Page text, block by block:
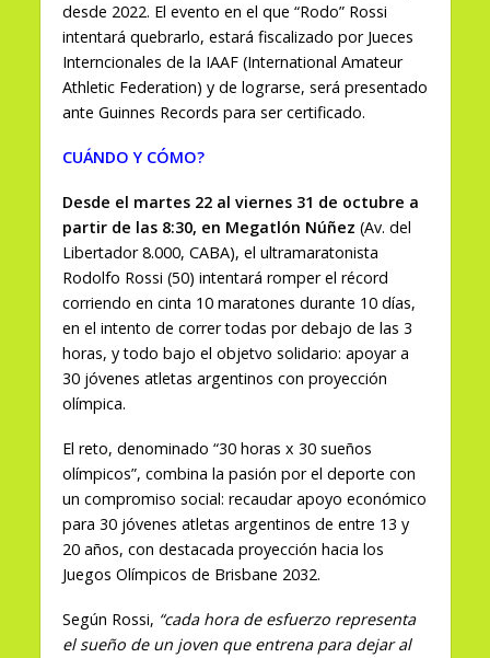
desde 2022. El evento en el que “Rodo” Rossi
intentará quebrarlo, estará fiscalizado por Jueces
Interncionales de la IAAF (International Amateur
Athletic Federation) y de lograrse, será presentado
ante Guinnes Records para ser certificado.
CUÁNDO Y CÓMO?
Desde el martes 22 al viernes 31 de octubre a
partir de las 8:30, en Megatlón Núñez (Av. del
Libertador 8.000, CABA), el ultramaratonista
Rodolfo Rossi (50) intentará romper el récord
corriendo en cinta 10 maratones durante 10 días,
en el intento de correr todas por debajo de las 3
horas, y todo bajo el objetvo solidario: apoyar a
30 jóvenes atletas argentinos con proyección
olímpica.
El reto, denominado “30 horas x 30 sueños
olímpicos”, combina la pasión por el deporte con
un compromiso social: recaudar apoyo económico
para 30 jóvenes atletas argentinos de entre 13 y
20 años, con destacada proyección hacia los
Juegos Olímpicos de Brisbane 2032.
Según Rossi, “cada hora de esfuerzo representa
el sueño de un joven que entrena para dejar al